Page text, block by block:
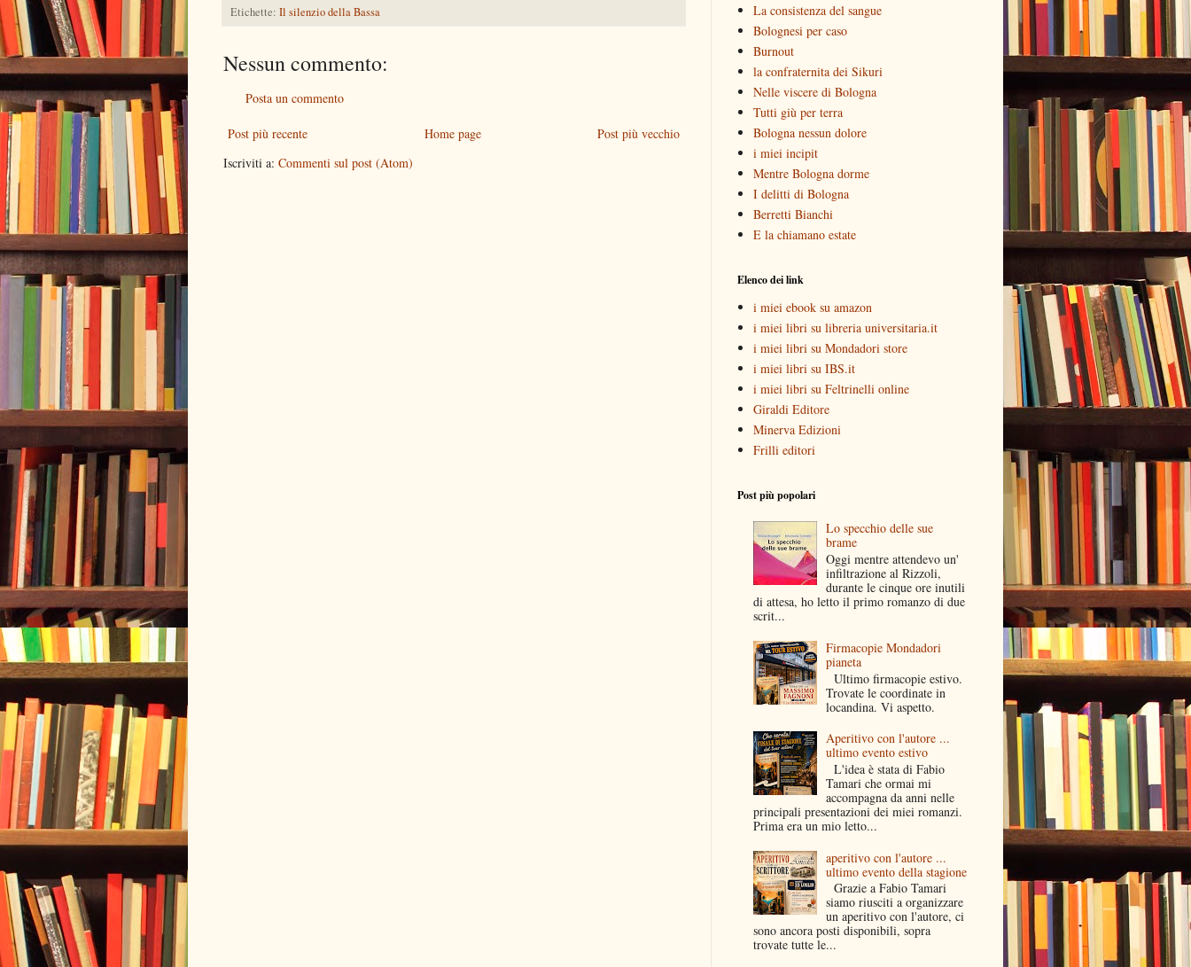
Etichette: Il silenzio della Bassa
Nessun commento:
Posta un commento
Post più recente Post più vecchio
Home page
Iscriviti a: Commenti sul post (Atom)
La consistenza del sangue
Bolognesi per caso
Burnout
la confraternita dei Sikuri
Nelle viscere di Bologna
Tutti giù per terra
Bologna nessun dolore
i miei incipit
Mentre Bologna dorme
I delitti di Bologna
Berretti Bianchi
E la chiamano estate
Elenco dei link
i miei ebook su amazon
i miei libri su libreria universitaria.it
i miei libri su Mondadori store
i miei libri su IBS.it
i miei libri su Feltrinelli online
Giraldi Editore
Minerva Edizioni
Frilli editori
Post più popolari
Lo specchio delle sue
brame
Oggi mentre attendevo un'
infiltrazione al Rizzoli,
durante le cinque ore inutili
di attesa, ho letto il primo romanzo di due
scrit...
Firmacopie Mondadori
pianeta
Ultimo firmacopie estivo.
Trovate le coordinate in
locandina. Vi aspetto.
Aperitivo con l'autore ...
ultimo evento estivo
L'idea è stata di Fabio
Tamari che ormai mi
accompagna da anni nelle
principali presentazioni dei miei romanzi.
Prima era un mio letto...
aperitivo con l'autore ...
ultimo evento della stagione
Grazie a Fabio Tamari
siamo riusciti a organizzare
un aperitivo con l'autore, ci
sono ancora posti disponibili, sopra
trovate tutte le...